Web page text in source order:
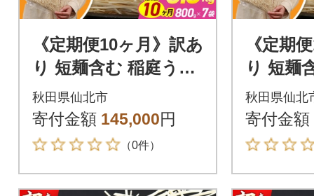
《定期便10ヶ月》訳あ
り 短麺含む 稲庭うど
ん 800g×7を10回|02_i
kd-110710
秋田県仙北市
寄付金額 145,000円
（0件）
《定期
り 短麺
ん
kd-
秋田県仙北
寄付金額